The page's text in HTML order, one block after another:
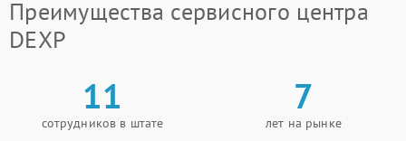
Преимущества сервисного центра
DEXP
11
сотрудников в штате
7
лет на рынке